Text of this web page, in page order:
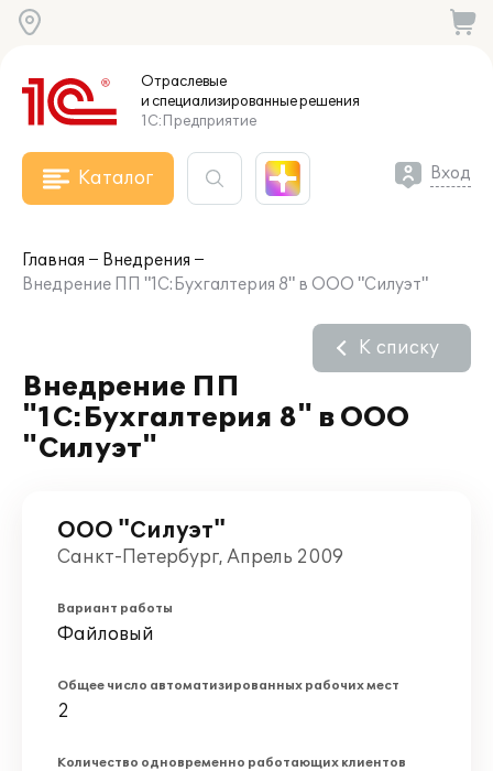
Отраслевые
и специализированныерешения
1С:Предприятие
Каталог Вход
Главная
Внедрения
Внедрение ПП "1С:Бухгалтерия 8" в ООО "Силуэт"
Внедрение ПП
"1С:Бухгалтерия 8" в ООО
"Силуэт"
К списку
ООО "Силуэт"
Санкт-Петербург, Апрель 2009
Вариант работы
Файловый
Общее число автоматизированных рабочих мест
2
Количество одновременно работающих клиентов